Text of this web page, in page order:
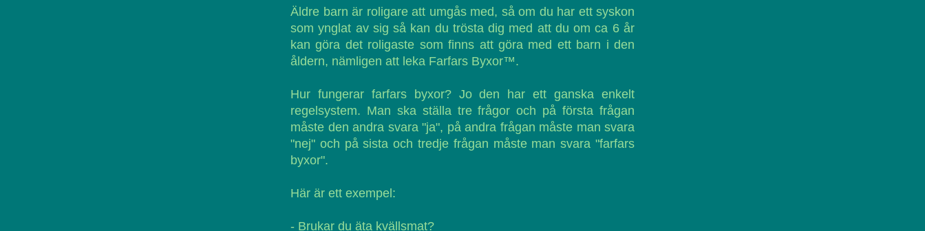
Äldre barn är roligare att umgås med, så om du har ett syskon
som ynglat av sig så kan du trösta dig med att du om ca 6 år
kan göra det roligaste som finns att göra med ett barn i den
åldern, nämligen att leka Farfars Byxor™.
Hur fungerar farfars byxor? Jo den har ett ganska enkelt
regelsystem. Man ska ställa tre frågor och på första frågan
måste den andra svara "ja", på andra frågan måste man svara
"nej" och på sista och tredje frågan måste man svara "farfars
byxor".
Här är ett exempel:
- Brukar du äta kvällsmat?